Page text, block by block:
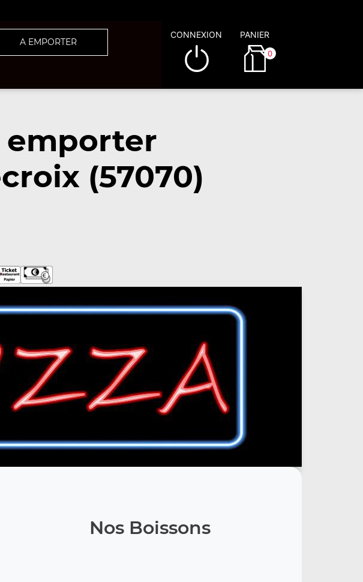
A EMPORTER
CONNEXION PANIER
0
emporter
(57070)
Nos Boissons